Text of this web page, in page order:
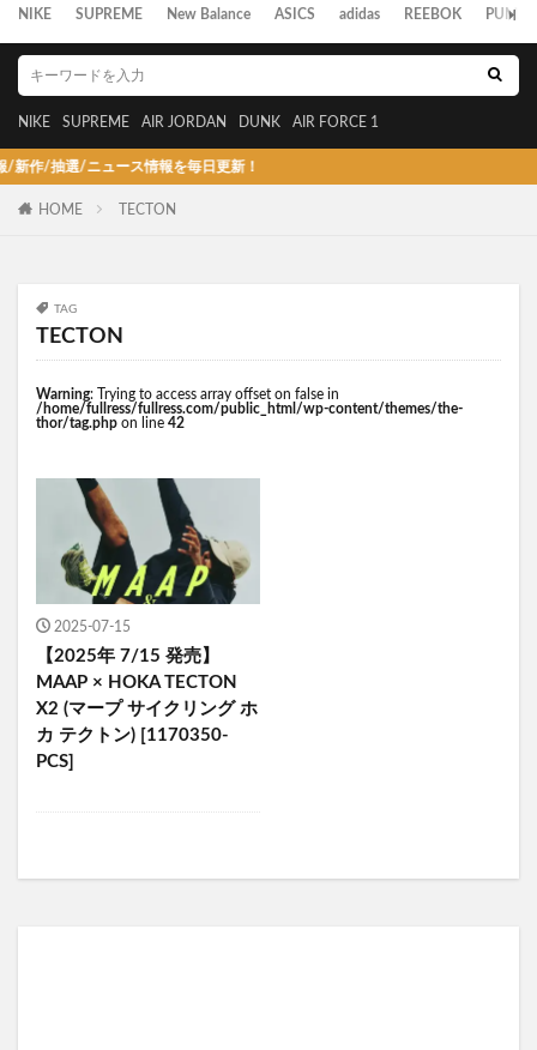
NIKE SUPREME New Balance ASICS adidas REEBOK PUMA
NIKE SUPREME AIR JORDAN DUNK AIR FORCE 1
抽選/ニュース情報を毎日更新！
HOME TECTON
TAG
TECTON
Warning: Trying to access array offset on false in
/home/fullress/fullress.com/public_html/wp-content/themes/the-
thor/tag.php on line 42
2025-07-15
【2025年 7/15 発売】
MAAP × HOKA TECTON
X2 (マープ サイクリング ホ
カ テクトン) [1170350-
PCS]